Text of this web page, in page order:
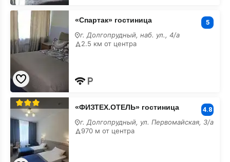
«Спартак»
гостиница
«Спартак» гостиница 5
г. Долгопрудный, наб. ул., 4/а
2.5 км от центра
«ФИЗТЕХ.ОТЕЛЬ»
гостиница
«ФИЗТЕХ.ОТЕЛЬ» гостиница 4.8
г. Долгопрудный, ул. Первомайская, 3/а
970 м от центра